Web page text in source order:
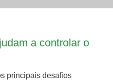
a controlar o
principais desafios